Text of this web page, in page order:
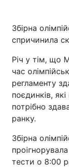
Збірна
спричинила
Річ у тім, що
час
регламенту
поєдинків,
потрібно
ранку.
Збірна
тести о 8:00